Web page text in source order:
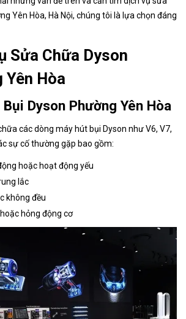
Yên Hòa, Hà Nội, chúng tôi là lựa chọn đáng
Sửa Chữa Dyson
Yên Hòa
Dyson Phường Yên Hòa
các dòng máy hút bụi Dyson như V6, V7,
sự cố thường gặp bao gồm:
hoặc hoạt động yếu
lắc
không đều
hỏng động cơ